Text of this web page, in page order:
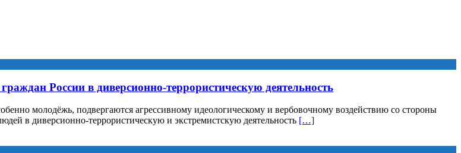
России в диверсионно-террористическую деятельность
молодёжь, подвергаются агрессивному идеологическому и вербовочному воздействию со стороны
в диверсионно-террористическую и экстремистскую деятельность […]